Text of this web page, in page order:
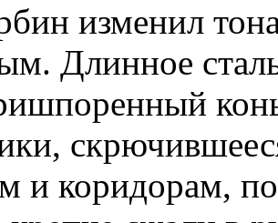
изменил
Длинное
и коридорам,